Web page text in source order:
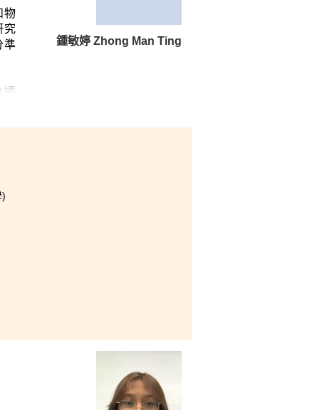
鍾敏婷 Zhong Man Ting
物
究
準
通
)
會成為學生大使。在過去
遊和酒店業產生濃厚的興
的幫助。這些寶貴的經驗和